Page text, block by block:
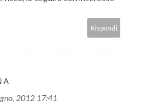
Rispondi
2012 17:41